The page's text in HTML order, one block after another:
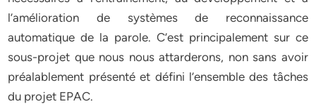
l’amélioration de systèmes de reconnaissance
automatique de la parole. C’est principalement sur ce
sous-projet que nous nous attarderons, non sans avoir
préalablement présenté et défini l’ensemble des tâches
du projet EPAC.